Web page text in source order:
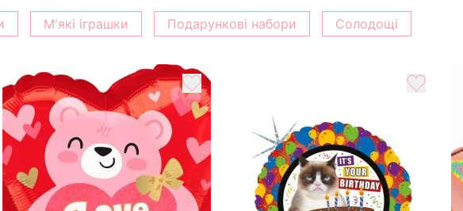
М'які іграшки Подарункові набори Солодощі